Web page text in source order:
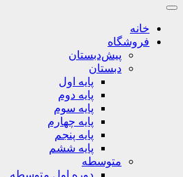
خانه
فروشگاه
پیش‌دبستان
دبستان
پایه اول
پایه دوم
پایه سوم
پایه چهارم
پایه پنجم
پایه ششم
متوسطه